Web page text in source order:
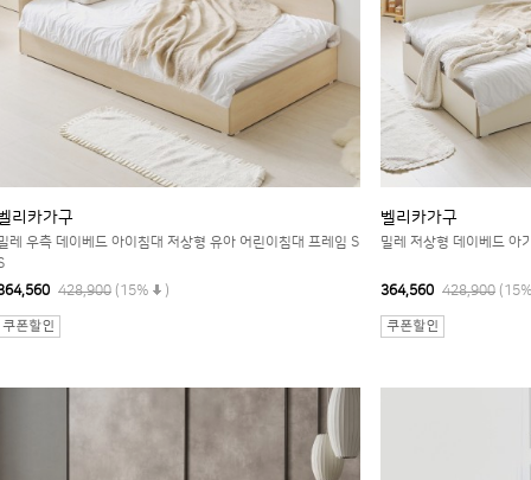
리카가구
레 우측 데이베드 아이침대 저상형 유아 어린이침대 프레임 S
428,900 (15% )
벨리카가구
밀레 저상형 데이베드 아
364,560 428,900